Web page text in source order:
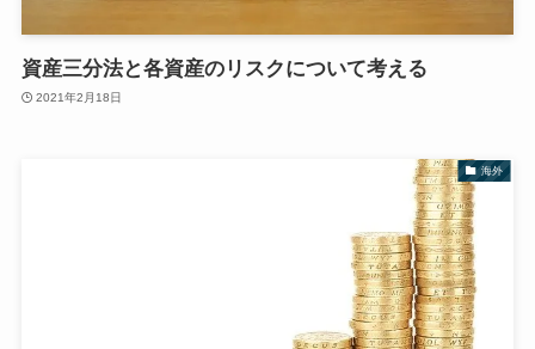
資産三分法と各資産のリスクについて考える
2021年2月18日
海外